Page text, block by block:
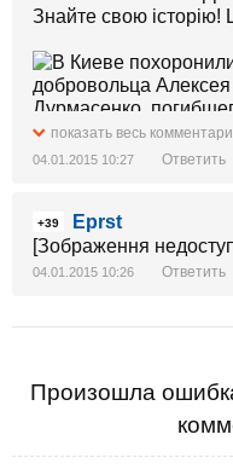
Знайте свою
показать весь
04.01.2015 10:27 Ответить
+39
Eprst
[Зображення
04.01.2015 10:26 Ответить
Произошла